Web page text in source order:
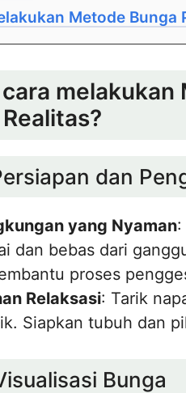
Metode Bunga
melakukan
dan
yang Nyaman:
dan bebas dari
proses
Relaksasi: Tarik
Siapkan tubuh dan
Bunga